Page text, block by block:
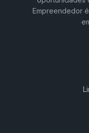
Empreendedor